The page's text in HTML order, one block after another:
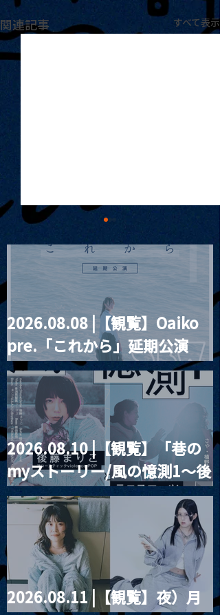
関連記事 すべて表示
MoonRomantic
Channel1周年記念Live
2026.08.08 |【観覧】Oaiko
pre.「これから」延期公演
Blurred City Lights × 17歳
とベルリンの壁
2026.08.10 |【観覧】「巷の
myストーリー/風の憶測1～後
藤まりこアコースティック
violence POPとテニスコー
ツ」
2026.08.11 |【観覧】夜）月